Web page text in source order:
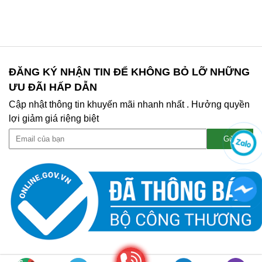
ĐĂNG KÝ NHẬN TIN ĐỂ KHÔNG BỎ LỠ NHỮNG
ƯU ĐÃI HẤP DẪN
Cập nhật thông tin khuyến mãi nhanh nhất . Hưởng quyền
lợi giảm giá riệng biệt